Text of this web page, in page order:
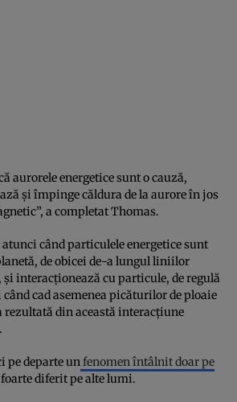
aurorele energetice sunt o cauză,
și împinge căldura de la aurore în jos
a completat Thomas.
când particulele energetice sunt
de obicei de-a lungul liniilor
interacționează cu particule, de regulă
cad asemenea picăturilor de ploaie
rezultată din această interacțiune
pe departe unfenomen întâlnit doar pe
diferit pe alte lumi.